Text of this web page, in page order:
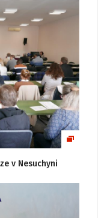
v Nesuchyni